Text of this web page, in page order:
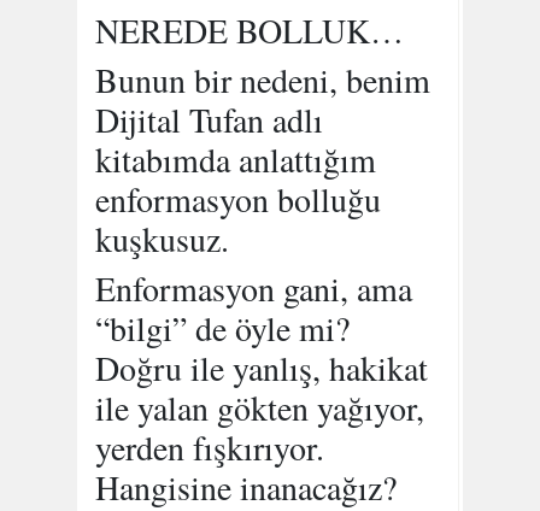
NEREDE BOLLUK…
Bunun bir nedeni, benim
Dijital Tufan adlı
kitabımda anlattığım
enformasyon bolluğu
kuşkusuz.
Enformasyon gani, ama
“bilgi” de öyle mi?
Doğru ile yanlış, hakikat
ile yalan gökten yağıyor,
yerden fışkırıyor.
Hangisine inanacağız?